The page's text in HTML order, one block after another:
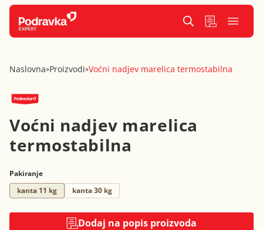
Naslovna»Proizvodi»Voćni nadjev marelica termostabilna
Voćni nadjev marelica
termostabilna
Pakiranje
kanta 11 kg
kanta 30 kg
Dodaj na popis proizvoda